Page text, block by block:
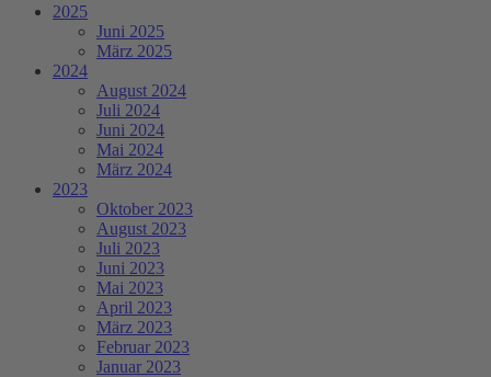
2025
Juni 2025
März 2025
2024
August 2024
Juli 2024
Juni 2024
Mai 2024
März 2024
2023
Oktober 2023
August 2023
Juli 2023
Juni 2023
Mai 2023
April 2023
März 2023
Februar 2023
Januar 2023